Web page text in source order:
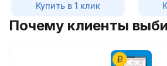
Купить в 1 клик
Почему клиенты